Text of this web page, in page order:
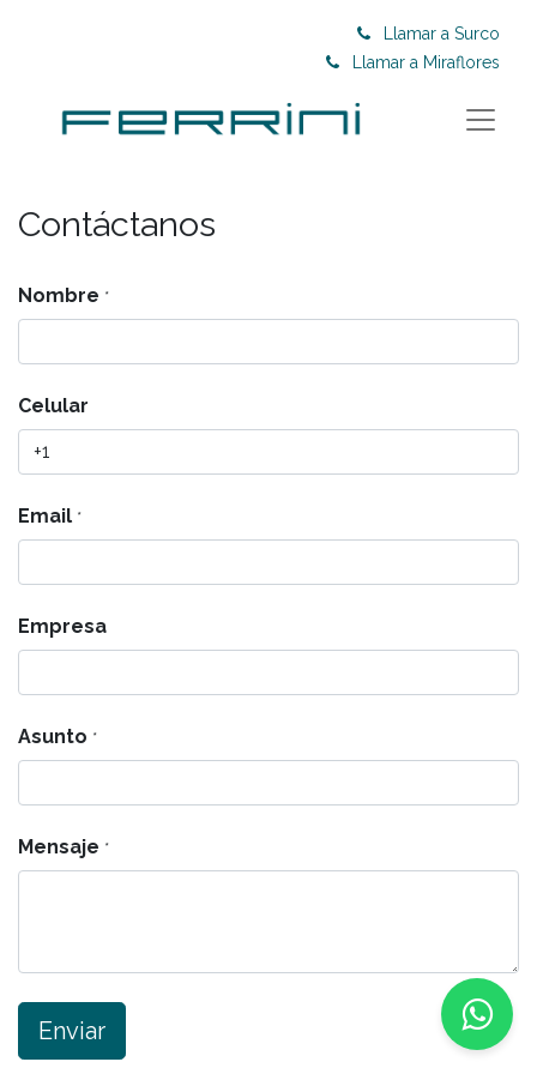
Llamar a Surco
Llamar a Miraflores
Contáctanos
Nombre *
Celular
Email *
Empresa
Asunto *
Mensaje *
Enviar